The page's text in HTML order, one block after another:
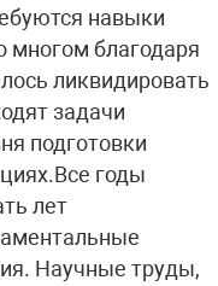
навыки
многом благодаря
ликвидировать
задачи
подготовки
годы
лет
Научные труды,